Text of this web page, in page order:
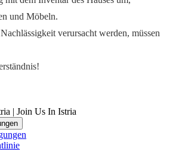
und Möbeln.
verursacht werden, müssen
| Join Us In Istria